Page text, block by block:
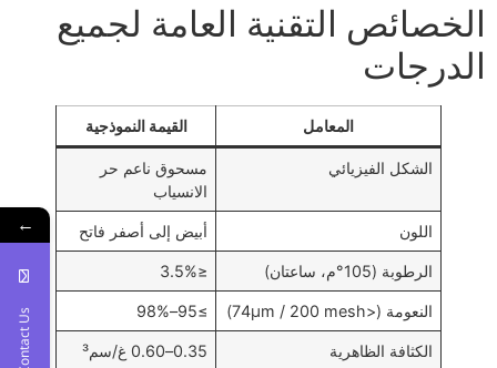
الخصائص التقنية العامة لجميع
الدرجات
المعامل القيمة النموذجية
الشكل الفيزيائي
مسحوق ناعم حر
الانسياب
اللون أبيض إلى أصفر فاتح
الرطوبة (105°م، ساعتان) ≤3.5%
النعومة (<74μm / 200 mesh) ≥95–98%
الكثافة الظاهرية 0.35–0.60 غ/سم³
←
Contact Us